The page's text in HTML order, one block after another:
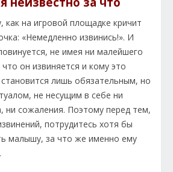
как на игровой площадке кричит
«Немедленно извинись!». И
не имея ни малейшего
он извиняется и кому это
лишь обязательным, но
не несущим в себе ни
ни сожаления. Поэтому перед тем,
потрудитесь хотя бы
малышу, за что же именно ему